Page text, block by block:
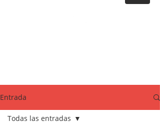
Entrada
Todas las entradas